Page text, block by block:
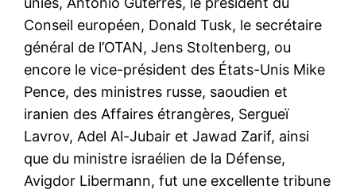
Conseil européen, Donald Tusk, le secrétaire
général de l’OTAN, Jens Stoltenberg, ou
encore le vice-président des États-Unis Mike
Pence, des ministres russe, saoudien et
iranien des Affaires étrangères, Sergueï
Lavrov, Adel Al-Jubair et Jawad Zarif, ainsi
que du ministre israélien de la Défense,
Avigdor Libermann, fut une excellente tribune